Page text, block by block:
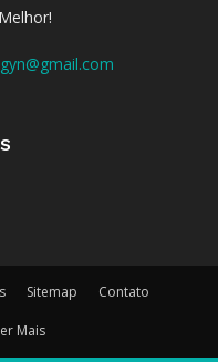
Sitemap Contato
Mais